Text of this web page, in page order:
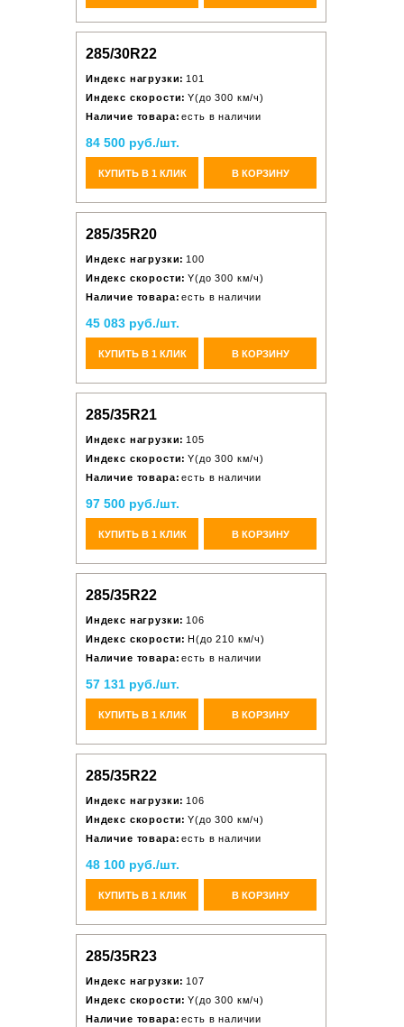
285/30R22
Индекс нагрузки: 101
Индекс скорости: Y(до 300 км/ч)
Наличие товара: есть в наличии
84 500 руб./шт.
КУПИТЬ В 1 КЛИК В КОРЗИНУ
285/35R20
Индекс нагрузки: 100
Индекс скорости: Y(до 300 км/ч)
Наличие товара: есть в наличии
45 083 руб./шт.
КУПИТЬ В 1 КЛИК В КОРЗИНУ
285/35R21
Индекс нагрузки: 105
Индекс скорости: Y(до 300 км/ч)
Наличие товара: есть в наличии
97 500 руб./шт.
КУПИТЬ В 1 КЛИК В КОРЗИНУ
285/35R22
Индекс нагрузки: 106
Индекс скорости: H(до 210 км/ч)
Наличие товара: есть в наличии
57 131 руб./шт.
КУПИТЬ В 1 КЛИК В КОРЗИНУ
285/35R22
Индекс нагрузки: 106
Индекс скорости: Y(до 300 км/ч)
Наличие товара: есть в наличии
48 100 руб./шт.
КУПИТЬ В 1 КЛИК В КОРЗИНУ
285/35R23
Индекс нагрузки: 107
Индекс скорости: Y(до 300 км/ч)
Наличие товара: есть в наличии